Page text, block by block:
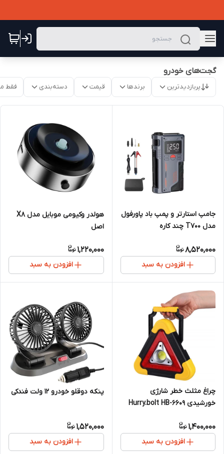
گجت‌های خودرو
پربازدیدترین برندها قیمت دسته‌بندی فقط
جامپ استارتر و پمپ باد پاورفول
مدل T700 چند کاره
8,520,000
افزودن به سبد
هولدر وکیومی موبایل مدل X8
اصل
1,220,000
افزودن به سبد
چراغ مثلث خطر شارژی
خورشیدی Hurry.bolt HB-6609
1,400,000
افزودن به سبد
پنکه دوقلو خودرو ۱۲ ولت فندکی
1,520,000
افزودن به سبد